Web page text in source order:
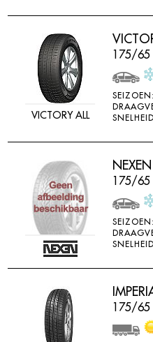
VICTORY ALL
175/65
175/65
175/65